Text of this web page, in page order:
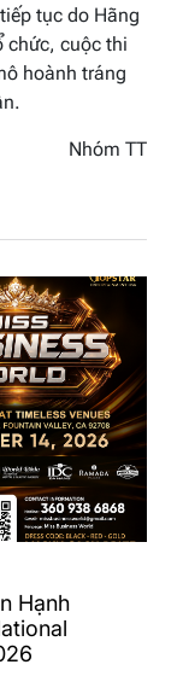
tục do Hãng
chức, cuộc thi
hoành tráng
Nhóm TT
Hạnh